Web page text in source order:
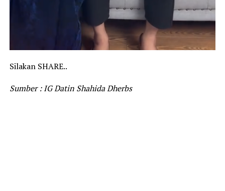
Silakan SHARE..
Sumber : IG Datin Shahida Dherbs